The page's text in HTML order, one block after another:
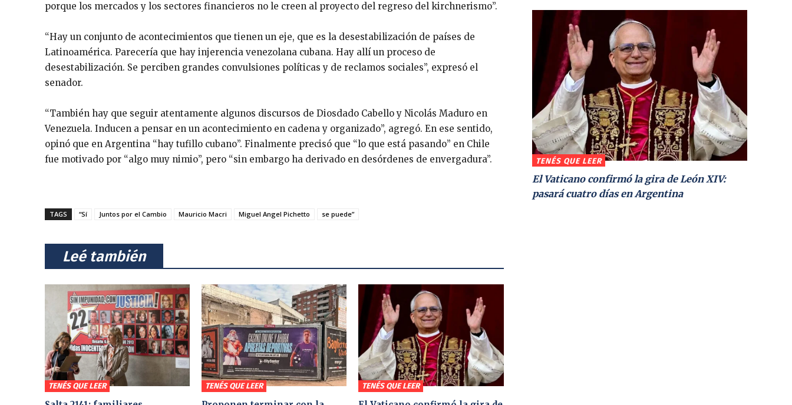
porque los mercados y los sectores financieros no le creen al proyecto del regreso del kirchnerismo”.
“Hay un conjunto de acontecimientos que tienen un eje, que es la desestabilización de países de
Latinoamérica. Parecería que hay injerencia venezolana cubana. Hay allí un proceso de
desestabilización. Se perciben grandes convulsiones políticas y de reclamos sociales”, expresó el
senador.
“También hay que seguir atentamente algunos discursos de Diosdado Cabello y Nicolás Maduro en
Venezuela. Inducen a pensar en un acontecimiento en cadena y organizado”, agregó. En ese sentido,
opinó que en Argentina “hay tufillo cubano”. Finalmente precisó que “lo que está pasando” en Chile
fue motivado por “algo muy nimio”, pero “sin embargo ha derivado en desórdenes de envergadura”.
TAGS “Sí Juntos por el Cambio Mauricio Macri Miguel Angel Pichetto se puede”
⠀Leé también⠀
TENÉS QUE LEER TENÉS QUE LEER TENÉS QUE LEER
TENÉS QUE LEER
El Vaticano confirmó la gira de León XIV:
pasará cuatro días en Argentina